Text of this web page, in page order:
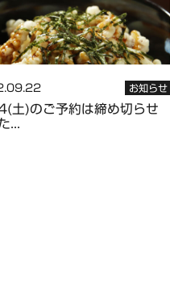
お知らせ
土)のご予約は締め切らせ
...